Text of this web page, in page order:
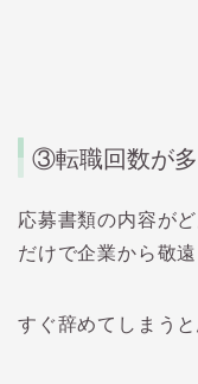
③転職回数が
応募書類の内容が
だけで企業から敬
すぐ辞めてしまう